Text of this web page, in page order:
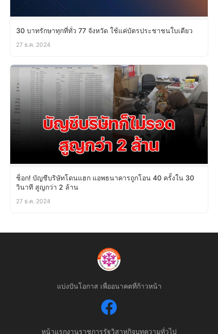
30 บาทรักษาทุกที่ทั่ว 77 จังหวัด ใช้แค่บัตรประชาชนใบเดียว
27 ธ.ค. 2024
ช็อก! บัญชีบริษัทโดนแฮก แอพธนาคารถูกโอน 40 ครั้งใน 30
วินาที สูญกว่า 2 ล้าน
27 ธ.ค. 2024
แบ่งปันโอกาส เพื่ออนาคตที่ก้าวหน้า
หน้าแรกงานราชการรัฐวิสาหกิจบทความทั่วไป